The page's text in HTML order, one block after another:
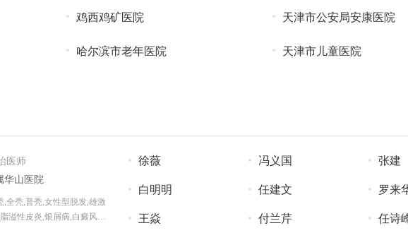
鸡西鸡矿医院 天津市公安局安康医院
哈尔滨市老年医院 天津市儿童医院
医师
华山医院
,全秃,普秃,女性型脱发,雄激
溢性皮炎,银屑病,白癜风,
徐薇 冯义国 张建
白明明 任建文 罗来
王焱 付兰芹 任诗